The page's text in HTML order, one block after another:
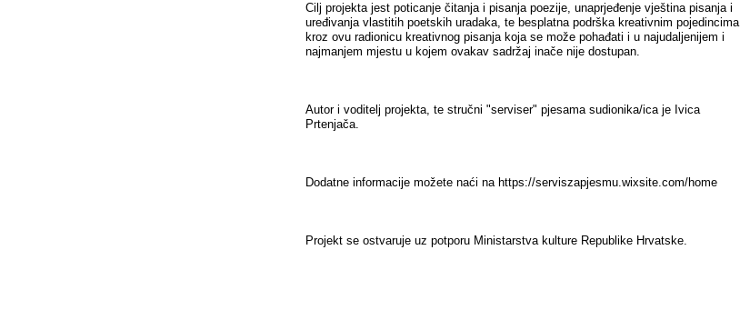
Cilj projekta jest poticanje čitanja i pisanja poezije, unaprjeđenje vještina pisanja i
uređivanja vlastitih poetskih uradaka, te besplatna podrška kreativnim pojedincima
kroz ovu radionicu kreativnog pisanja koja se može pohađati i u najudaljenijem i
najmanjem mjestu u kojem ovakav sadržaj inače nije dostupan.
Autor i voditelj projekta, te stručni "serviser" pjesama sudionika/ica je Ivica
Prtenjača.
Dodatne informacije možete naći na https://serviszapjesmu.wixsite.com/home
Projekt se ostvaruje uz potporu Ministarstva kulture Republike Hrvatske.